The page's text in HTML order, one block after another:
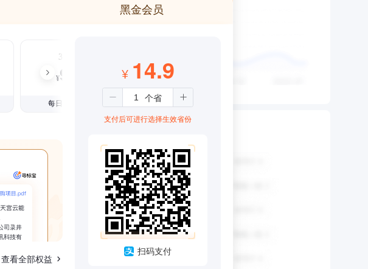
黑金会员
3个月
¥99
每日仅1.08元
查看全部权益
¥ 14.9
支付后可进行选择生效省份
扫码支付